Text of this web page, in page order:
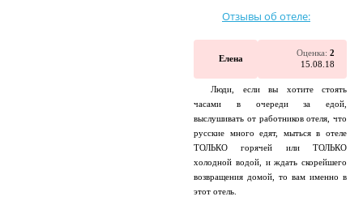
Отзывы об отеле:
Елена
Оценка: 2
15.08.18
Люди, если вы хотите стоять
часами в очереди за едой,
выслушивать от работников отеля, что
русские много едят, мыться в отеле
ТОЛЬКО горячей или ТОЛЬКО
холодной водой, и ждать скорейшего
возвращения домой, то вам именно в
этот отель.